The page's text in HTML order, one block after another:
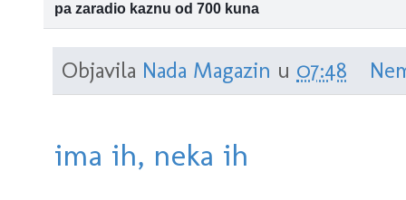
pa zaradio kaznu od 700 kuna
Otprilike mjesec dana nakon što sam postavio komentar
došao pred kuću, pitao sam ih o čemu se radi, jedan
isprintani papir na kojem je bio moj komentar, rekao je
Objavila Nada Magazin u 07:48
ima ih, neka ih